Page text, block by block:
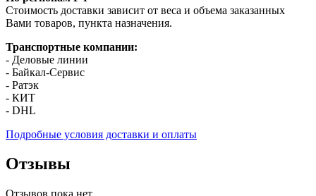
Стоимость доставки зависит от веса и объема заказанных
Вами товаров, пункта назначения.
Транспортные компании:
- Деловые линии
- Байкал-Сервис
- Ратэк
- КИТ
- DHL
Подробные условия доставки и оплаты
Отзывы